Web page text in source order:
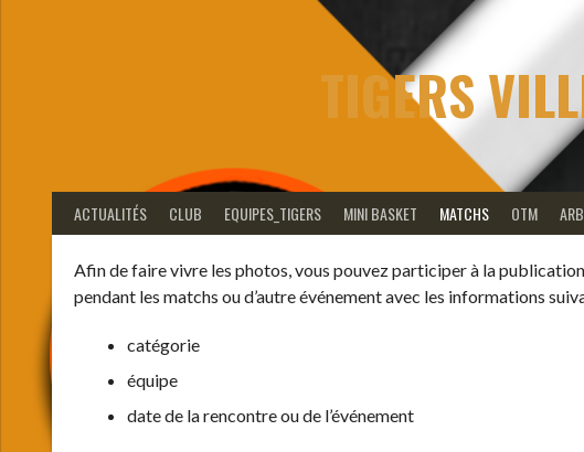
TIGERS
ACTUALITÉS CLUB EQUIPES_TIGERS MINI BASKET MATCHS OTM
Afin de faire vivre les photos, vous pouvez participer à la
pendant les matchs ou d’autre événement avec les informations
catégorie
équipe
date de la rencontre ou de l’événement